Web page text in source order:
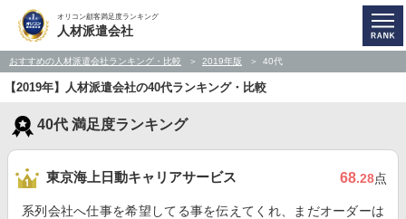
オリコン顧客満足度ランキング
人材派遣会社
おすすめの人材派遣会社ランキング・比較 2019年版 40代
【2019年】人材派遣会社の40代ランキング・比較
40代 満足度ランキング
東京海上日動キャリアサービス 68.28点
系列会社へ仕事を希望してる事を伝えてくれ、まだオーダーは